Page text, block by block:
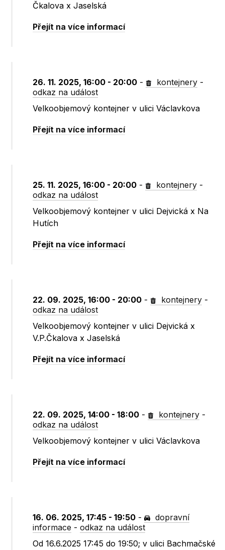
Čkalova x Jaselská
Přejít na více informací
26. 11. 2025, 16:00 - 20:00 - kontejnery -
odkaz na událost
Velkoobjemový kontejner v ulici Václavkova
Přejít na více informací
25. 11. 2025, 16:00 - 20:00 - kontejnery -
odkaz na událost
Velkoobjemový kontejner v ulici Dejvická x Na
Hutích
Přejít na více informací
22. 09. 2025, 16:00 - 20:00 - kontejnery -
odkaz na událost
Velkoobjemový kontejner v ulici Dejvická x
V.P.Čkalova x Jaselská
Přejít na více informací
22. 09. 2025, 14:00 - 18:00 - kontejnery -
odkaz na událost
Velkoobjemový kontejner v ulici Václavkova
Přejít na více informací
16. 06. 2025, 17:45 - 19:50 -
dopravní
informace -odkaz na událost
Od 16.6.2025 17:45 do 19:50; v ulici Bachmačské